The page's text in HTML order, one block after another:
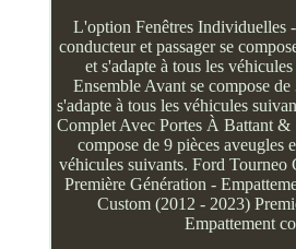
L'option Fenêtres Individuelles
conducteur et passager se
et s'adapte à tous les
Ensemble Avant se compose de
s'adapte à tous les véhicules
Complet Avec Portes À Battant &
compose de 9 pièces aveugles
véhicules suivants. Ford Tourneo
Première Génération -
Custom (2012 - 2023)
Empattement